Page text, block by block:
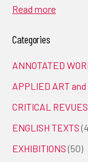
Read more
Categories
ANNOTATED
APPLIED ART
CRITICAL REVUES
ENGLISH TEXTS
EXHIBITIONS (50)